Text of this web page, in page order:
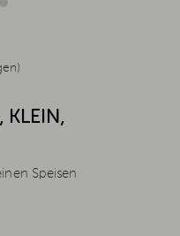
KLEIN,
Speisen